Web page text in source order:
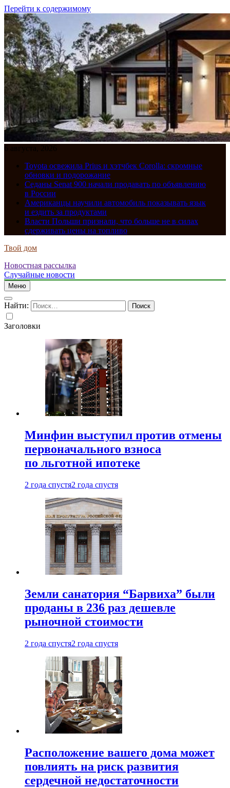
Перейти к содержимому
6 августа, 2026
Toyota освежила Prius и хэтчбек Corolla: скромные
обновки и подорожание
Седаны Senat 900 начали продавать по объявлению
в России
Американцы научили автомобиль показывать язык
и ездить за продуктами
Власти Польши признали, что больше не в силах
сдерживать цены на топливо
Твой дом
Новостная рассылка
Случайные новости
Меню
Найти:
Заголовки
Минфин выступил против отмены
первоначального взноса
по льготной ипотеке
2 года спустя2 года спустя
Земли санатория “Барвиха” были
проданы в 236 раз дешевле
рыночной стоимости
2 года спустя2 года спустя
Расположение вашего дома может
повлиять на риск развития
сердечной недостаточности